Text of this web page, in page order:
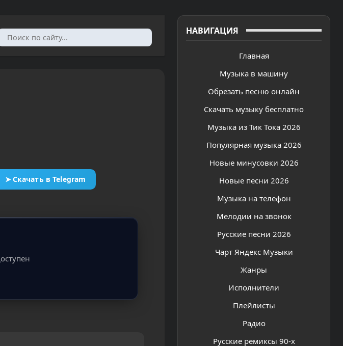
НАВИГАЦИЯ
Главная
Музыка в машину
Обрезать песню онлайн
Скачать музыку бесплатно
Музыка из Тик Тока 2026
Популярная музыка 2026
Новые минусовки 2026
Новые песни 2026
Музыка на телефон
Мелодии на звонок
Русские песни 2026
Чарт Яндекс Музыки
Жанры
Исполнители
Плейлисты
Радио
Русские ремиксы 90-х
➤Скачать в Telegram